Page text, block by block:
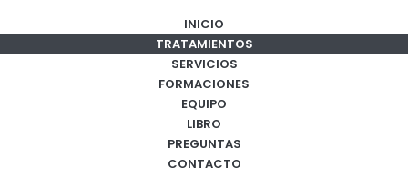
INICIO
TRATAMIENTOS
SERVICIOS
FORMACIONES
EQUIPO
LIBRO
PREGUNTAS
CONTACTO